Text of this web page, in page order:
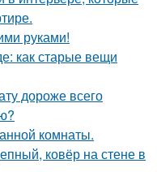
руками!
как старые вещи
дороже всего
комнаты.
ковёр на стене в